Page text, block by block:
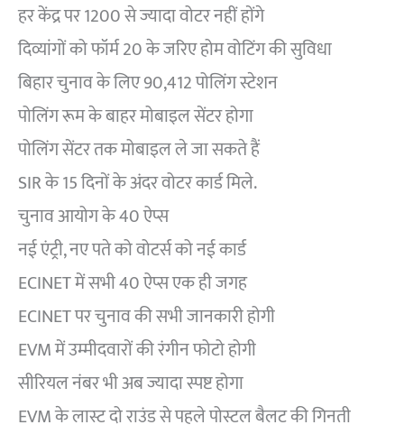
हर केंद्र पर 1200 से ज्यादा वोटर नहीं होंगे
दिव्यांगों को फॉर्म 20 के जरिए होम वोटिंग की सुविधा
बिहार चुनाव के लिए 90,412 पोलिंग स्टेशन
पोलिंग रूम के बाहर मोबाइल सेंटर होगा
पोलिंग सेंटर तक मोबाइल ले जा सकते हैं
SIR के 15 दिनों के अंदर वोटर कार्ड मिले.
चुनाव आयोग के 40 ऐप्स
नई एंट्री, नए पते को वोटर्स को नई कार्ड
ECINET में सभी 40 ऐप्स एक ही जगह
ECINET पर चुनाव की सभी जानकारी होगी
EVM में उम्मीदवारों की रंगीन फोटो होगी
सीरियल नंबर भी अब ज्यादा स्पष्ट होगा
EVM के लास्ट दो राउंड से पहले पोस्टल बैलट की गिनती